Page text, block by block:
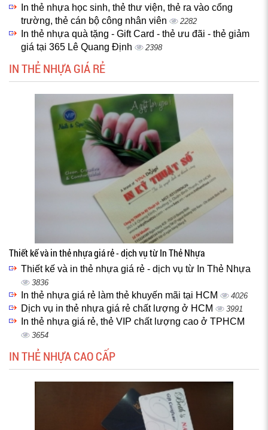
In thẻ nhựa học sinh, thẻ thư viện, thẻ ra vào cổng
trường, thẻ cán bộ công nhân viên
2282
In thẻ nhựa quà tặng - Gift Card - thẻ ưu đãi - thẻ giảm
giá tại 365 Lê Quang Định
2398
IN THẺ NHỰA GIÁ RẺ
Thiết kế và in thẻ nhựa giá rẻ - dịch vụ từ In Thẻ Nhựa
Thiết kế và in thẻ nhựa giá rẻ - dịch vụ từ In Thẻ Nhựa
3836
In thẻ nhựa giá rẻ làm thẻ khuyến mãi tại HCM 4026
Dịch vụ in thẻ nhựa giá rẻ chất lượng ở HCM 3991
In thẻ nhựa giá rẻ, thẻ VIP chất lượng cao ở TPHCM
3654
IN THẺ NHỰA CAO CẤP